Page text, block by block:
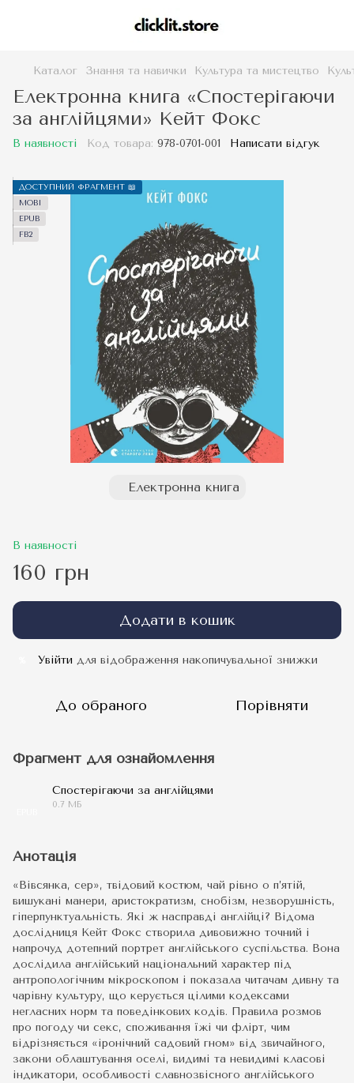
Каталог Знання та навички Культура та мистецтво
Електронна книга «Спостерігаючи
за англійцями» Кейт Фокс
В наявності Код товара: 978-0701-001 Написати відгук
ДОСТУПНИЙ ФРАГМЕНТ 📖
MOBI
EPUB
FB2
Електронна книга
В наявності
160 грн
Додати в кошик
Увійти для відображення накопичувальної знижки
До обраного Порівняти
Фрагмент для ознайомлення
Спостерігаючи за англійцями
0.7 МБ
Анотація
«Вівсянка, сер», твідовий костюм, чай рівно о п’ятій,
вишукані манери, аристократизм, снобізм, незворушність,
гіперпунктуальність. Які ж насправді англійці? Відома
дослідниця Кейт Фокс створила дивовижно точний і
напрочуд дотепний портрет англійського суспільства. Вона
дослідила англійський національний характер під
антропологічним мікроскопом і показала читачам дивну та
чарівну культуру, що керується цілими кодексами
негласних норм та поведінкових кодів. Правила розмов
про погоду чи секс, споживання їжі чи флірт, чим
відрізняється «іронічний садовий гном» від звичайного,
закони облаштування оселі, видимі та невидимі класові
індикатори, особливості славнозвісного англійського